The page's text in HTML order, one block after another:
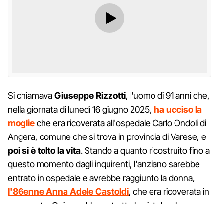
Si chiamavaGiuseppe Rizzotti, l'uomo di 91 anni che,
nella giornata di lunedì 16 giugno 2025, ha ucciso la
moglieche era ricoverata all'ospedale Carlo Ondoli di
Angera, comune che si trova in provincia di Varese, e
poi si è tolto la vita. Stando a quanto ricostruito fino a
questo momento dagli inquirenti, l'anziano sarebbe
entrato in ospedale e avrebbe raggiunto la donna,
l'86enne Anna Adele Castoldi, che era ricoverata in